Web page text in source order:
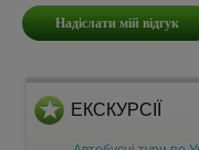
ЕКСКУРСІЇ